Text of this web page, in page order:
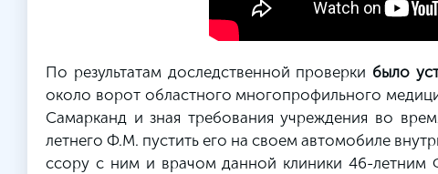
По результатам доследственной проверки было
около ворот областного многопрофильного
Самарканд и зная требования учреждения во
летнего Ф.М. пустить его на своем автомобиле
ссору с ним и врачом данной клиники 46-